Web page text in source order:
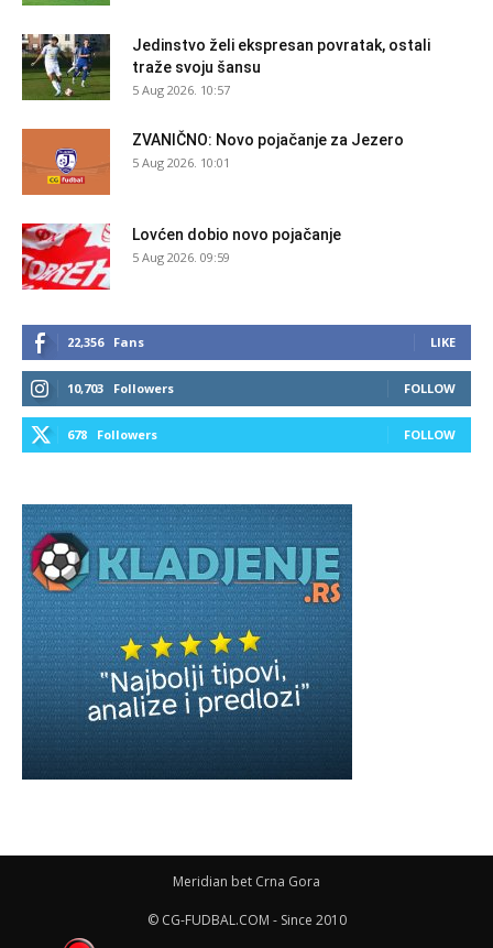
Jedinstvo želi ekspresan povratak, ostali
traže svoju šansu
5 Aug 2026. 10:57
ZVANIČNO: Novo pojačanje za Jezero
5 Aug 2026. 10:01
Lovćen dobio novo pojačanje
5 Aug 2026. 09:59
22,356 Fans LIKE
10,703 Followers FOLLOW
678 Followers FOLLOW
Meridian bet Crna Gora
© CG-FUDBAL.COM - Since 2010